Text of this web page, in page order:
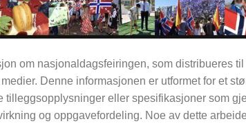
om nasjonaldagsfeiringen, som distribueres til
Denne informasjonen er utformet for et
tilleggsopplysninger eller spesifikasjoner som
og oppgavefordeling. Noe av dette